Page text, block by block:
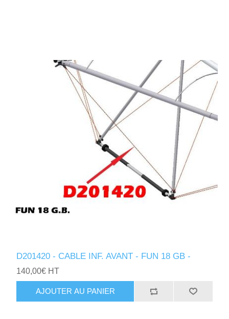
D201420 - CABLE INF. AVANT - FUN 18 GB -
140,00€ HT
AJOUTER AU PANIER